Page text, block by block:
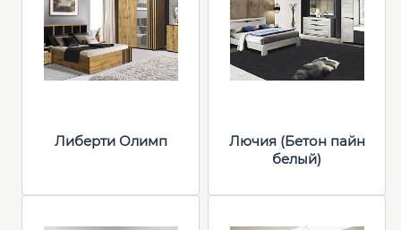
Либерти Олимп
Лючия (Бетон пайн
белый)